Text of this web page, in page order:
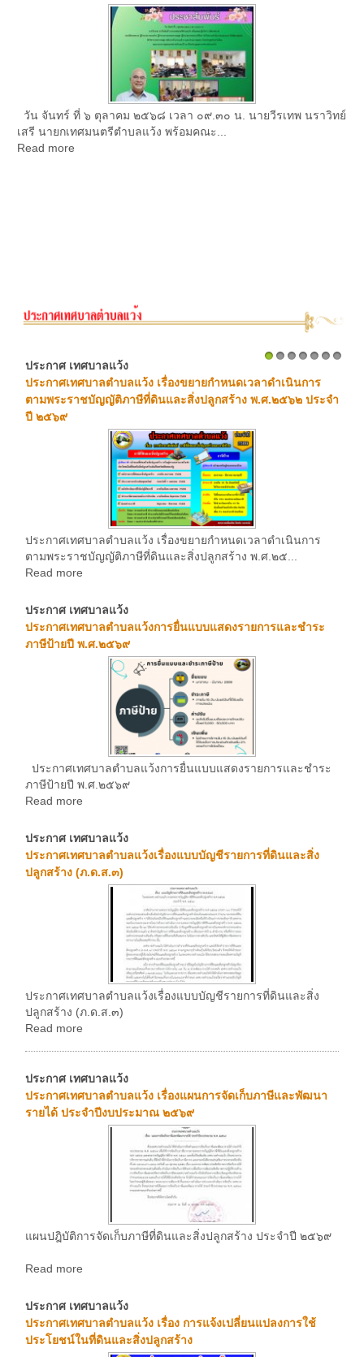
วัน จันทร์ ที่ ๖ ตุลาคม ๒๕๖๘ เวลา ๐๙.๓๐ น. นายวีรเทพ นราวิทย์
เสรี นายกเทศมนตรีตำบลแว้ง พร้อมคณะ...
Read more
ประกาศ เทศบาลแว้ง
ประกาศเทศบาลตำบลแว้ง เรื่องขยายกำหนดเวลาดำเนินการ
ตามพระราชบัญญัติภาษีที่ดินและสิ่งปลูกสร้าง พ.ศ.๒๕๖๒ ประจำ
ปี ๒๕๖๙
ประกาศเทศบาลตำบลแว้ง เรื่องขยายกำหนดเวลาดำเนินการ
ตามพระราชบัญญัติภาษีที่ดินและสิ่งปลูกสร้าง พ.ศ.๒๕...
Read more
ประกาศ เทศบาลแว้ง
ประกาศเทศบาลตำบลแว้งการยื่นแบบแสดงรายการและชำระ
ภาษีป้ายปี พ.ศ.๒๕๖๙
ประกาศเทศบาลตำบลแว้งการยื่นแบบแสดงรายการและชำระ
ภาษีป้ายปี พ.ศ.๒๕๖๙
Read more
ประกาศ เทศบาลแว้ง
ประกาศเทศบาลตำบลแว้งเรื่องแบบบัญชีรายการที่ดินและสิ่ง
ปลูกสร้าง (ภ.ด.ส.๓)
ประกาศเทศบาลตำบลแว้งเรื่องแบบบัญชีรายการที่ดินและสิ่ง
ปลูกสร้าง (ภ.ด.ส.๓)
Read more
ประกาศ เทศบาลแว้ง
ประกาศเทศบาลตำบลแว้ง เรื่องแผนการจัดเก็บภาษีและพัฒนา
รายได้ ประจำปีงบประมาณ ๒๕๖๙
แผนปฎิบัติการจัดเก็บภาษีที่ดินและสิ่งปลูกสร้าง ประจำปี ๒๕๖๙
Read more
ประกาศ เทศบาลแว้ง
ประกาศเทศบาลตำบลแว้ง เรื่อง การแจ้งเปลี่ยนแปลงการใช้
ประโยชน์ในที่ดินและสิ่งปลูกสร้าง